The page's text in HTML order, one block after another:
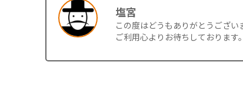
塩宮
この度はどうもありがとうござい
ご利用心よりお待ちしております。